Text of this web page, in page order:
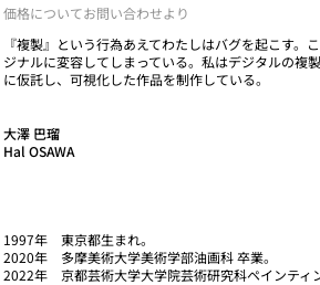
価格についてお問い合わせより
『複製』という行為あえてわたしはバグを起こす
ジナルに変容してしまっている。私はデジタルの複
に仮託し、可視化した作品を制作している。
大澤 巴瑠
Hal OSAWA
1997年 東京都生まれ。
2020年 多摩美術大学美術学部油画科 卒業。
2022年 京都芸術大学大学院芸術研究科ペインティ